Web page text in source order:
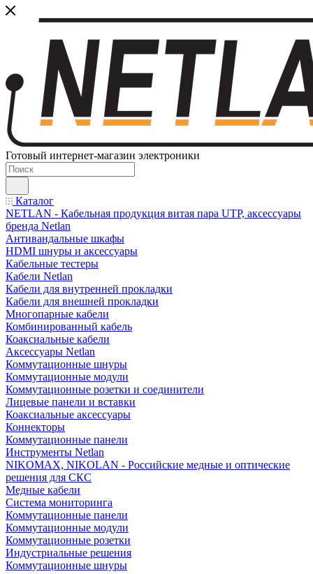
Готовый интернет-магазин электроники
Каталог
NETLAN - Кабельная продукция витая пара UTP, аксессуары
бренда Netlan
Антивандальные шкафы
HDMI шнуры и аксессуары
Кабельные тестеры
Кабели Netlan
Кабели для внутренней прокладки
Кабели для внешней прокладки
Многопарные кабели
Комбинированный кабель
Коаксиальные кабели
Аксессуары Netlan
Коммутационные шнуры
Коммутационные модули
Коммутационные розетки и соединители
Лицевые панели и вставки
Коаксиальные аксессуары
Коннекторы
Коммутационные панели
Инструменты Netlan
NIKOMAX, NIKOLAN - Российские медные и оптические
решения для СКС
Медные кабели
Система мониторинга
Коммутационные панели
Коммутационные модули
Коммутационные розетки
Индустриальные решения
Коммутационные шнуры